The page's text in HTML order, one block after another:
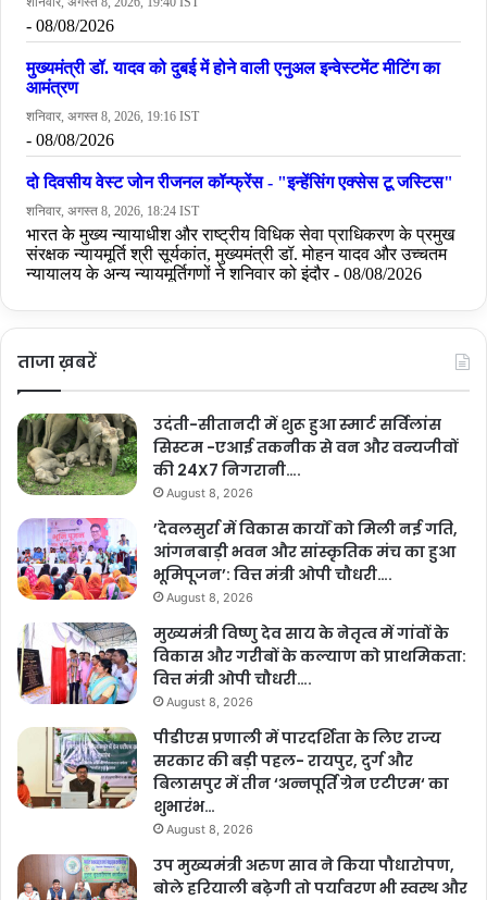
ताजा ख़बरें
उदंती-सीतानदी में शुरू हुआ स्मार्ट सर्विलांस
सिस्टम -एआई तकनीक से वन और वन्यजीवों
की 24X7 निगरानी….
August 8, 2026
’देवलसुर्रा में विकास कार्यों को मिली नई गति,
आंगनबाड़ी भवन और सांस्कृतिक मंच का हुआ
भूमिपूजन’: वित्त मंत्री ओपी चौधरी….
August 8, 2026
मुख्यमंत्री विष्णु देव साय के नेतृत्व में गांवों के
विकास और गरीबों के कल्याण को प्राथमिकता:
वित्त मंत्री ओपी चौधरी….
August 8, 2026
पीडीएस प्रणाली में पारदर्शिता के लिए राज्य
सरकार की बड़ी पहल- रायपुर, दुर्ग और
बिलासपुर में तीन ‘अन्नपूर्ति ग्रेन एटीएम‘ का
शुभारंभ…
August 8, 2026
उप मुख्यमंत्री अरुण साव ने किया पौधारोपण,
बोले हरियाली बढ़ेगी तो पर्यावरण भी स्वस्थ और